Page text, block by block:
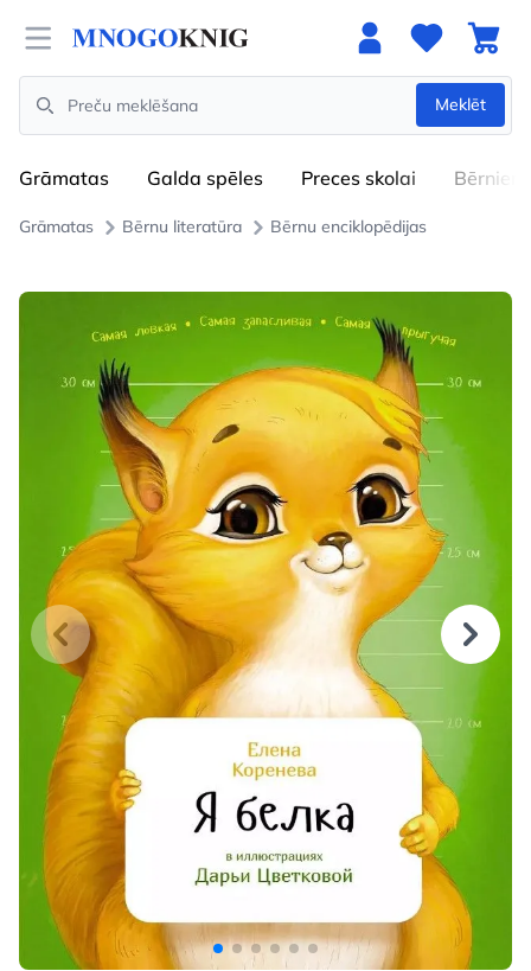
Open menu
Search
Meklēt
Grāmatas Galda spēles Preces skolai Bērniem
Grāmatas Bērnu literatūra Bērnu enciklopēdijas